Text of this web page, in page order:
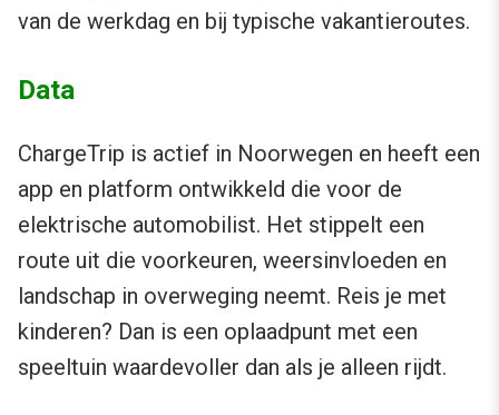
van de werkdag en bij typische vakantieroutes.
Data
ChargeTrip is actief in Noorwegen en heeft een
app en platform ontwikkeld die voor de
elektrische automobilist. Het stippelt een
route uit die voorkeuren, weersinvloeden en
landschap in overweging neemt. Reis je met
kinderen? Dan is een oplaadpunt met een
speeltuin waardevoller dan als je alleen rijdt.